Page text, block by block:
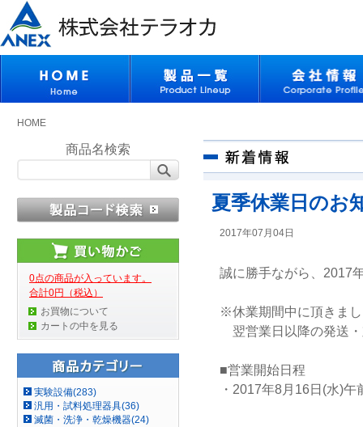
HOME
商品名検索
0点の商品が入っています。
合計0円（税込）
お買物について
カートの中を見る
実験設備(283)
汎用・試料処理器具(36)
滅菌・洗浄・乾燥機器(24)
夏季休業日のお
2017年07月04日
誠に勝手ながら、2017
※休業期間中に頂きま
翌営業日以降の発送
■営業開始日程
・2017年8月16日(水)